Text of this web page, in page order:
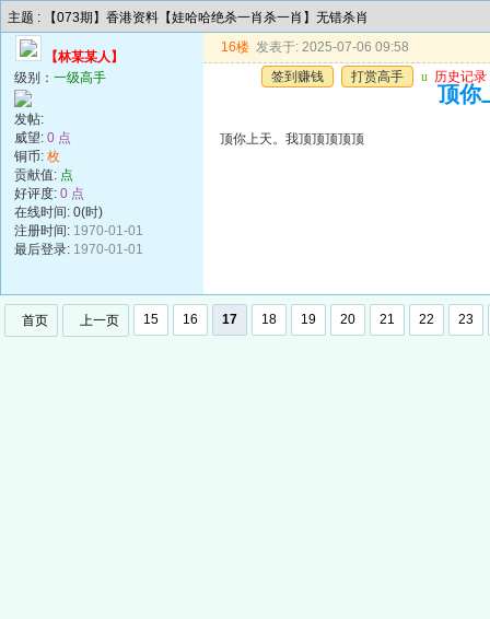
主题 : 【073期】香港资料【娃哈哈绝杀一肖杀一肖】无错杀肖
【林某某人】
级别： 一级高手
发帖:
威望: 0 点
铜币: 枚
贡献值: 点
好评度: 0 点
在线时间: 0(时)
注册时间: 1970-01-01
最后登录: 1970-01-01
16楼 发表于: 2025-07-06 09:58
签到赚钱
打赏高手 u 历史记录
顶你
顶你上天。我顶顶顶顶顶
首页 上一页 15 16 17 18 19 20 21 22 23